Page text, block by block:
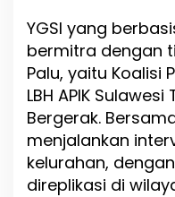
YGSI yang
bermitra dengan
Palu, yaitu Koalisi
LBH APIK
Bergerak.
menjalankan
kelurahan,
direplikasi di